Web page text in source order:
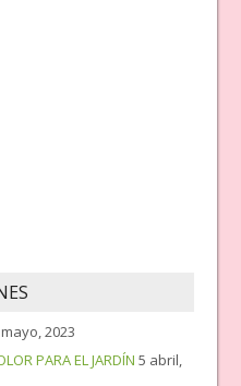
2023
PARA EL JARDÍN 5 abril,